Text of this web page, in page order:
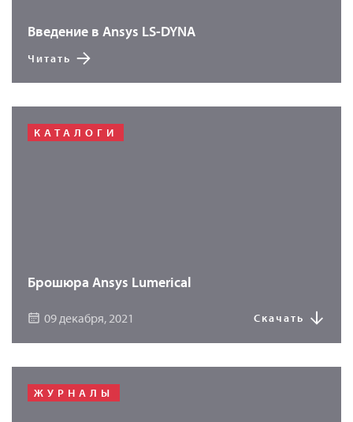
Введение в Ansys LS-DYNA
Читать
КАТАЛОГИ
Брошюра Ansys Lumerical
09 декабря, 2021 Скачать
ЖУРНАЛЫ